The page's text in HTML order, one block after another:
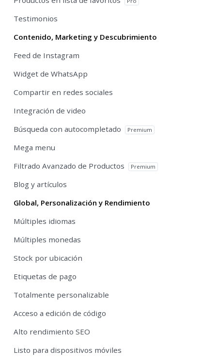
Testimonios
Contenido, Marketing y Descubrimiento
Feed de Instagram
Widget de WhatsApp
Compartir en redes sociales
Integración de video
Búsqueda con autocompletado
Premium
Mega menu
Filtrado Avanzado de Productos
Premium
Blog y artículos
Global, Personalización y Rendimiento
Múltiples idiomas
Múltiples monedas
Stock por ubicación
Etiquetas de pago
Totalmente personalizable
Acceso a edición de código
Alto rendimiento SEO
Listo para dispositivos móviles